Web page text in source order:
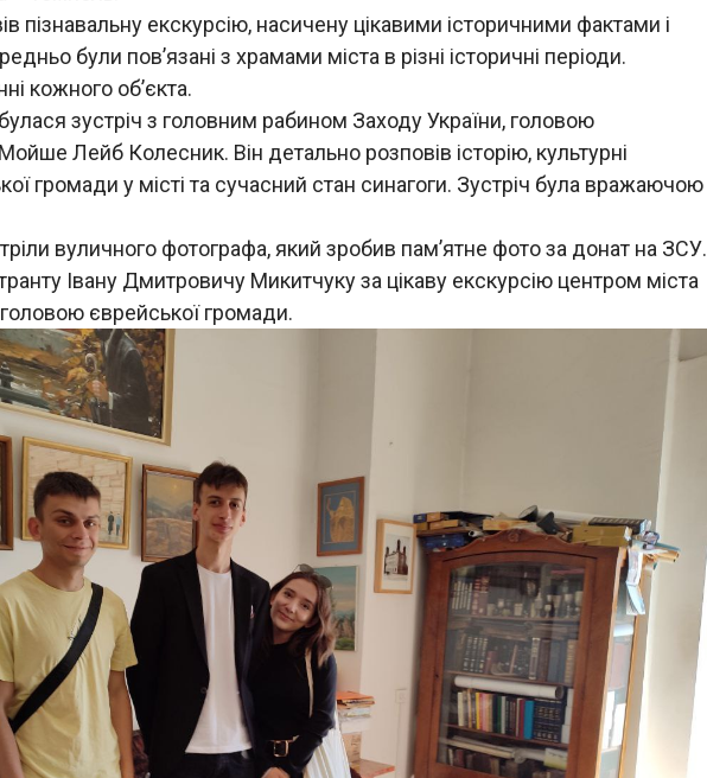
пізнавальну екскурсію, насичену цікавими історичними фактами і
були пов’язані з храмами міста в різні історичні періоди.
кожного об’єкта.
зустріч з головним рабином Заходу України, головою
Лейб Колесник. Він детально розповів історію, культурні
громади у місті та сучасний стан синагоги. Зустріч була вражаючою
вуличного фотографа, який зробив пам’ятне фото за донат на ЗСУ.
Івану Дмитровичу Микитчуку за цікаву екскурсію центром міста
єврейської громади.